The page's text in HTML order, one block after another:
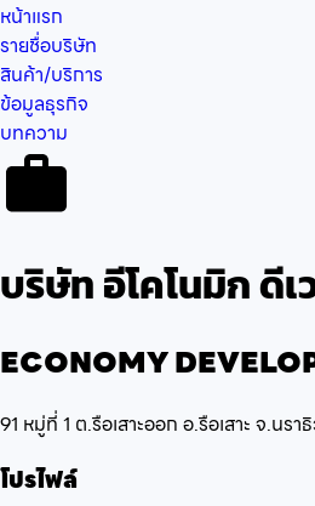
หน้าแรก
รายชื่อบริษัท
สินค้า/บริการ
ข้อมูลธุรกิจ
บทความ
บริษัท อีโคโนมิก ดี
ECONOMY
91 หมู่ที่ 1 ต.รือเสาะออก อ.รือเสาะ จ.นรา
โปรไฟล์